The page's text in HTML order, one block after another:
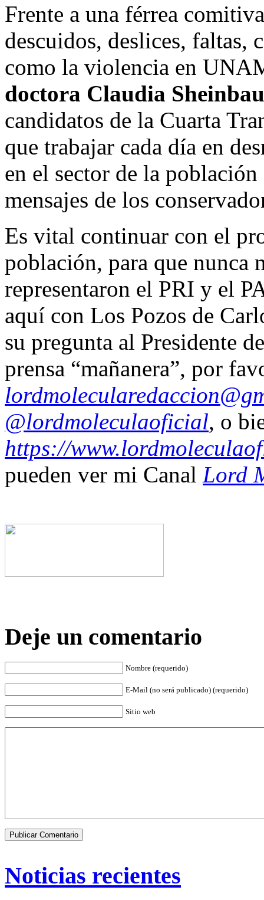
Frente a una férrea
descuidos, deslices, faltas,
como la violencia en
doctora Claudia
candidatos de la Cuarta
que trabajar cada día en
en el sector de la
mensajes de los
Es vital continuar con el
población, para que nunca
representaron el PRI y el
aquí con Los Pozos de
su pregunta al Presidente
prensa “mañanera”, por
@lordmoleculaoficial, o
https://
pueden ver mi Canal Lord
Deje un comentario
Nombre (requerido)
E-Mail (no será publicado) (requerido)
Sitio web
Noticias recientes